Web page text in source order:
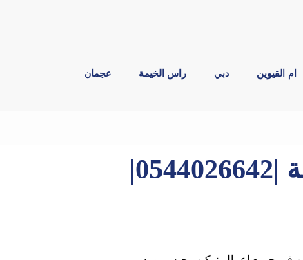
ام القيوين دبي راس الخيمة عجمان
تركيب جبس بورد في الشارقة |0544026642|